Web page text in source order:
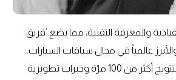
والمعرفة التقنية، مما يضع ’فريق
والأبرز عالمياً في مجال سباقات السيارات.
وعبر ما يزيد عما مجموعه 500 انطلاقة في منافَسات الجائزة الكبرى، واعتلاء منصّة التتويج أكثر من 100 مرّة وخبرات تطويرية